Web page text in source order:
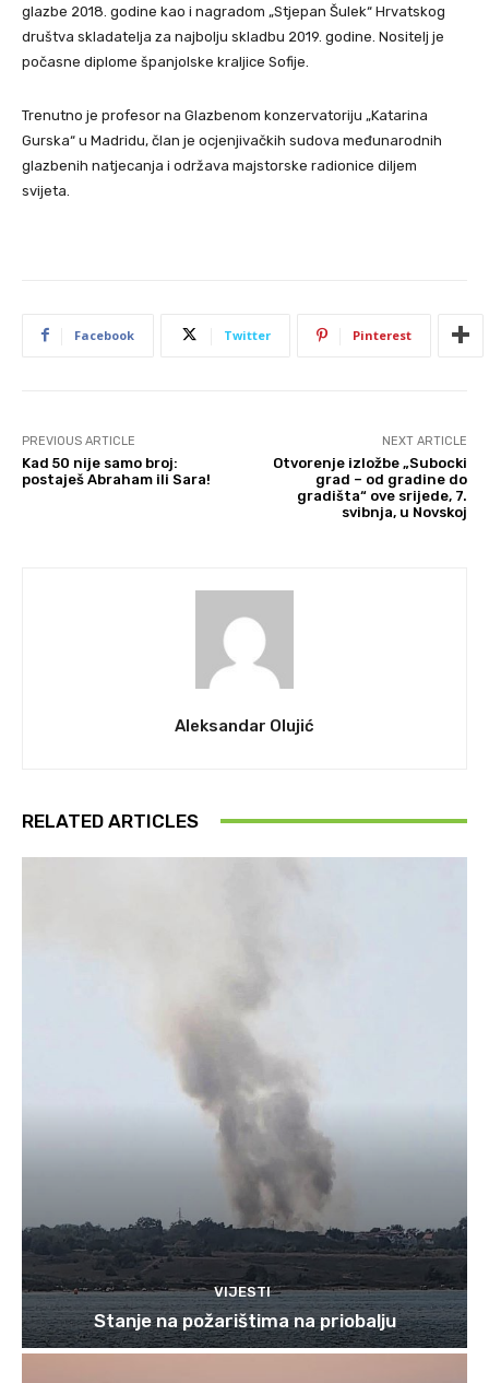
glazbe 2018. godine kao i nagradom „Stjepan Šulek“ Hrvatskog
društva skladatelja za najbolju skladbu 2019. godine. Nositelj je
počasne diplome španjolske kraljice Sofije.
Trenutno je profesor na Glazbenom konzervatoriju „Katarina
Gurska“ u Madridu, član je ocjenjivačkih sudova međunarodnih
glazbenih natjecanja i održava majstorske radionice diljem
svijeta.
Facebook Twitter Pinterest
PREVIOUS ARTICLE
Kad 50 nije samo broj:
postaješ Abraham ili Sara!
NEXT ARTICLE
Otvorenje izložbe „Subocki
grad – od gradine do
gradišta“ ove srijede, 7.
svibnja, u Novskoj
Aleksandar Olujić
RELATED ARTICLES
VIJESTI
Stanje na požarištima na priobalju